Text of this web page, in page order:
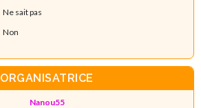
Ne sait pas
Non
ORGANISATRICE
Nanou55